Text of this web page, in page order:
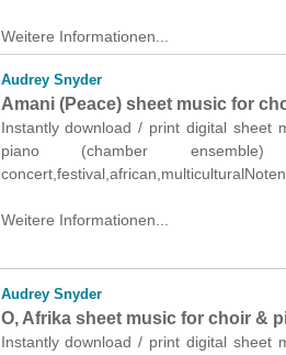
Weitere Informationen...
Audrey Snyder
Amani (Peace) sheet music for
Instantly download / print digital sheet
piano (chamber
Weitere Informationen...
Audrey Snyder
O, Afrika sheet music for choir &
Instantly download / print digital sheet